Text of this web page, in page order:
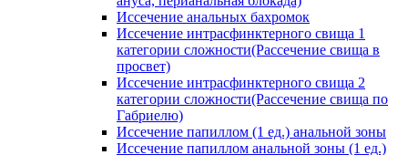
Иссечение анальных бахромок
Иссечение интрасфинктерного свища 1
категории сложности(Рассечение свища в
просвет)
Иссечение интрасфинктерного свища 2
категории сложности(Рассечение свища по
Габриелю)
Иссечение папиллом (1 ед.) анальной зоны
Иссечение папиллом анальной зоны (1 ед.)